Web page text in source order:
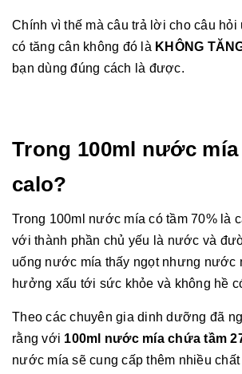
Chính vì thế mà câu trả lời cho câu
có tăng cân không đó là KHÔNG
bạn dùng đúng cách là được.
Trong 100ml nước
calo?
Trong 100ml nước mía có tầm 70% là
với thành phần chủ yếu là nước và
uống nước mía thấy ngọt nhưng nước
hưởng xấu tới sức khỏe và không hề
Theo các chuyên gia dinh dưỡng đã
rằng với 100ml nước mía chứa tầm
nước mía sẽ cung cấp thêm nhiều